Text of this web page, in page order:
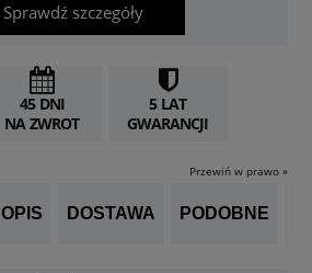
Sprawdź szczegóły
45 DNI
NA ZWROT
5 LAT
GWARANCJI
Przewiń w prawo »
OPIS DOSTAWA PODOBNE